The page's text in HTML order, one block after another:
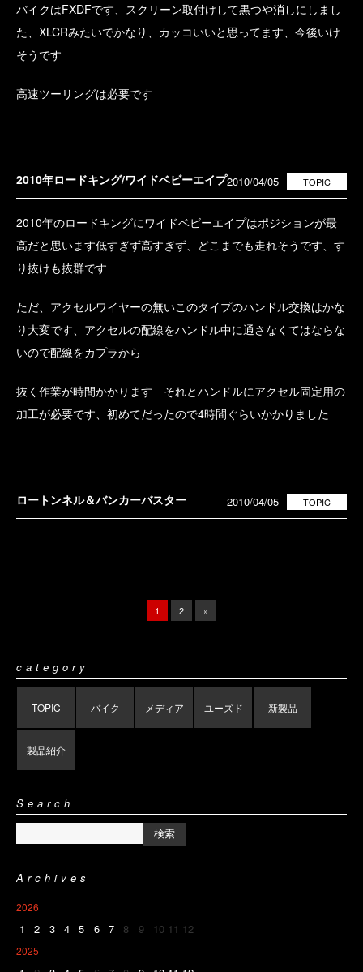
バイクはFXDFです、スクリーン取付けして黒つや消しにしまし
た、XLCRみたいでかなり、カッコいいと思ってます、今後いけ
そうです
高速ツーリングは必要です
2010年ロードキング/ワイドベビーエイプ TOPIC
2010/04/05
2010年のロードキングにワイドベビーエイプはポジションが最
高だと思います低すぎず高すぎず、どこまでも走れそうです、す
り抜けも抜群です
ただ、アクセルワイヤーの無いこのタイプのハンドル交換はかな
り大変です、アクセルの配線をハンドル中に通さなくてはならな
いので配線をカプラから
抜く作業が時間かかります それとハンドルにアクセル固定用の
加工が必要です、初めてだったので4時間ぐらいかかりました
ロートンネル＆バンカーバスター TOPIC
2010/04/05
1 2 »
category
TOPIC バイク メディア ユーズド 新製品
製品紹介
Search
Archives
2026
1 2 3 4 5 6 7 8 9 10 11 12
2025